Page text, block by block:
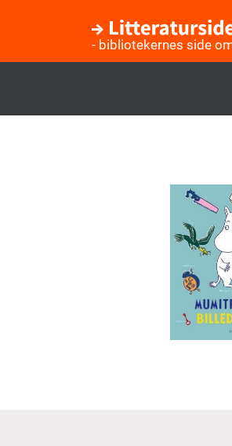
- bibliotekernes side